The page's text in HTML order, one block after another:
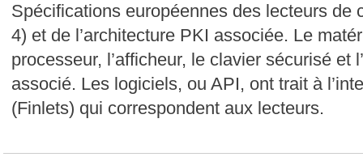
Spécifications européennes des lecteurs de
4) et de l’architecture PKI associée. Le
processeur, l’afficheur, le clavier sécurisé et
associé. Les logiciels, ou API, ont trait à
(Finlets) qui correspondent aux lecteurs.